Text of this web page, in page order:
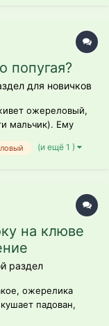
попугая?
для новичков
ожереловый,
мальчик). Ему
к руке.
(и ещё 1 )
на клюве
раздел
ожерелика
падован,